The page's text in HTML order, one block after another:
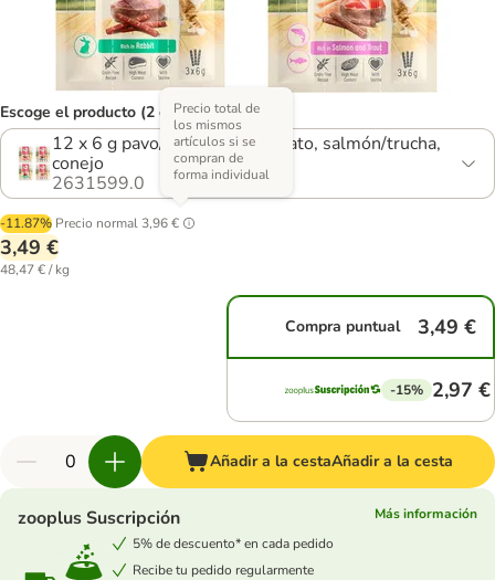
Escoge el producto (2 opciones)
12 x 6 g pavo/cordero, pollo/pato, salmón/trucha,
conejo
2631599.0
-11.87% Precio normal 3,96 €
Precio total de
los mismos
artículos si se
compran de
forma individual
3,49 €
48,47 € / kg
Compra puntual 3,49 €
-15% 2,97 €
Añadir a la cestaAñadir a la cesta
zooplus Suscripción
Más información
5% de descuento* en cada pedido
Recibe tu pedido regularmente